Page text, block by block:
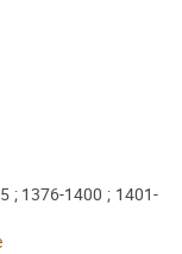
; 1376-1400 ; 1401-